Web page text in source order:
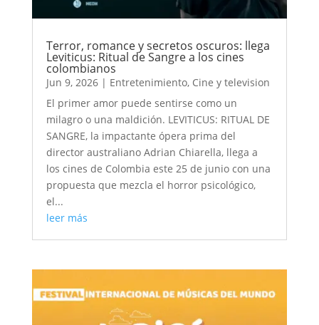
Terror, romance y secretos oscuros: llega
Leviticus: Ritual de Sangre a los cines
colombianos
Jun 9, 2026| Entretenimiento, Cine y television
El primer amor puede sentirse como un
milagro o una maldición. LEVITICUS: RITUAL DE
SANGRE, la impactante ópera prima del
director australiano Adrian Chiarella, llega a
los cines de Colombia este 25 de junio con una
propuesta que mezcla el horror psicológico,
el...
leer más